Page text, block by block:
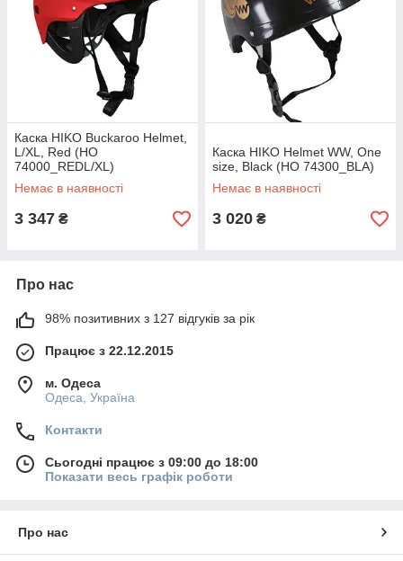
Каска HIKO Buckaroo Helmet,
L/XL, Red (HO
74000_REDL/XL)
Немає в наявності
3 347 ₴
Каска HIKO Helmet WW, One
size, Black (HO 74300_BLA)
Немає в наявності
3 020 ₴
Про нас
98% позитивних з 127 відгуків за рік
Працює з 22.12.2015
м. Одеса
Одеса, Україна
Контакти
Сьогодні працює з 09:00 до 18:00
Показати весь графік роботи
Про нас